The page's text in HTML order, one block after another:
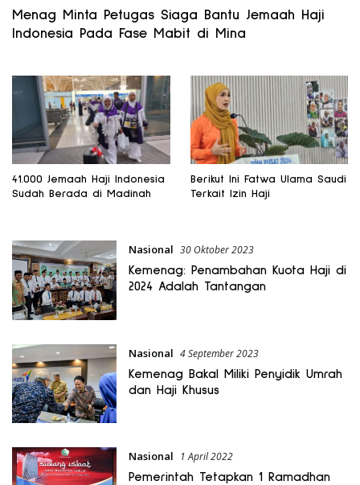
Menag Minta Petugas Siaga Bantu Jemaah Haji
Indonesia Pada Fase Mabit di Mina
41.000 Jemaah Haji Indonesia
Sudah Berada di Madinah
Berikut Ini Fatwa Ulama Saudi
Terkait Izin Haji
Nasional 30 Oktober 2023
Kemenag: Penambahan Kuota Haji di
2024 Adalah Tantangan
Nasional 4 September 2023
Kemenag Bakal Miliki Penyidik Umrah
dan Haji Khusus
Nasional 1 April 2022
Pemerintah Tetapkan 1 Ramadhan